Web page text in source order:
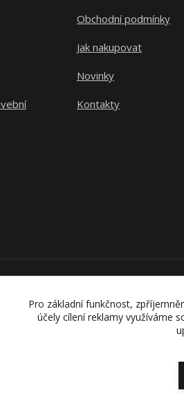
Obchodní podmínky
Jak nakupovat
Novinky
Kontakty
Pro základní funkčnost,
účely cílení reklamy využíváme